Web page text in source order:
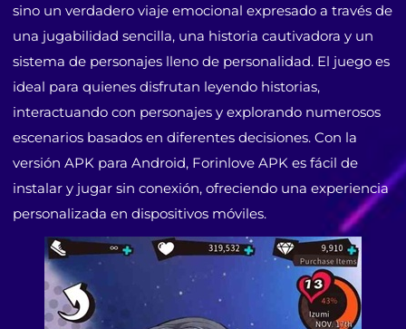
sino un verdadero viaje emocional expresado a través de
una jugabilidad sencilla, una historia cautivadora y un
sistema de personajes lleno de personalidad. El juego es
ideal para quienes disfrutan leyendo historias,
interactuando con personajes y explorando numerosos
escenarios basados ​​en diferentes decisiones. Con la
versión APK para Android, Forinlove APK es fácil de
instalar y jugar sin conexión, ofreciendo una experiencia
personalizada en dispositivos móviles.